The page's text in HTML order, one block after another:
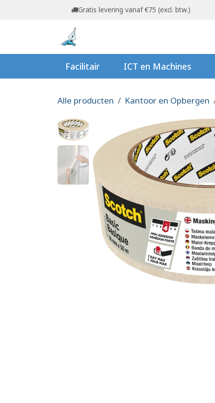
Overslaan naar inhoudGratis levering vanaf €75 (excl. btw.)
Facilitair ICT en Machines
Alle producten Kantoor en Opbergen